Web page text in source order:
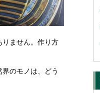
りません。作り方
のモノは、どう